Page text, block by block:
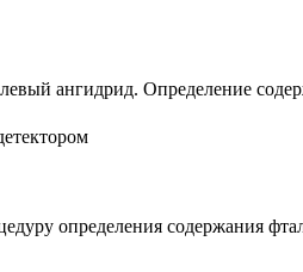
ангидрид. Определение
определения содержания